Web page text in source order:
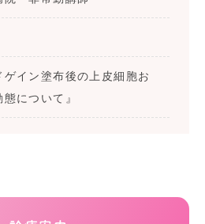
イン塗布後の上皮細胞お
について』